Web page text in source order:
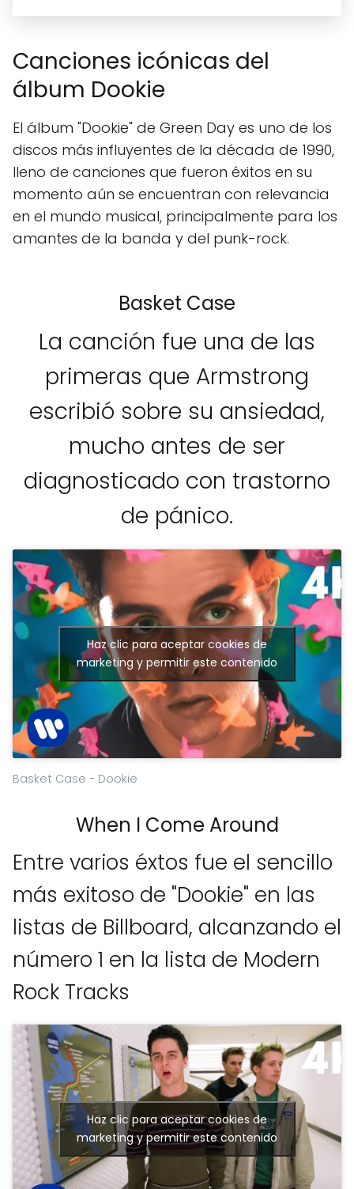
Canciones icónicas del
álbum Dookie
El álbum "Dookie" de Green Day es uno de los
discos más influyentes de la década de 1990,
lleno de canciones que fueron éxitos en su
momento aún se encuentran con relevancia
en el mundo musical, principalmente para los
amantes de la banda y del punk-rock.
Basket Case
La canción fue una de las
primeras que Armstrong
escribió sobre su ansiedad,
mucho antes de ser
diagnosticado con trastorno
de pánico.
Haz clic para aceptar cookies de
marketing y permitir este contenido
Basket Case - Dookie
When I Come Around
Entre varios éxtos fue el sencillo
más exitoso de "Dookie" en las
listas de Billboard, alcanzando el
número 1 en la lista de Modern
Rock Tracks
Haz clic para aceptar cookies de
marketing y permitir este contenido